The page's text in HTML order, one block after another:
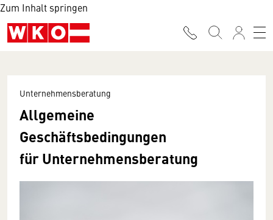
Zum Inhalt springen
Unternehmensberatung
Allgemeine
Geschäftsbedingungen
für Unternehmensberatung